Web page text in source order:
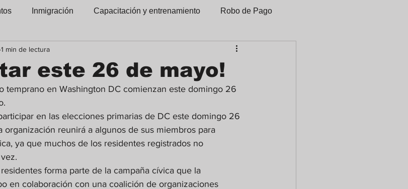
Inmigración Capacitación y entrenamiento Robo de Pago
Boletines viejos Clases de ingles
este 26 de mayo!
1 min de lectura
temprano en Washington DC comienzan este domingo 26
en las elecciones primarias de DC este domingo 26
organización reunirá a algunos de sus miembros para
ya que muchos de los residentes registrados no
forma parte de la campaña cívica que la
en colaboración con una coalición de organizaciones